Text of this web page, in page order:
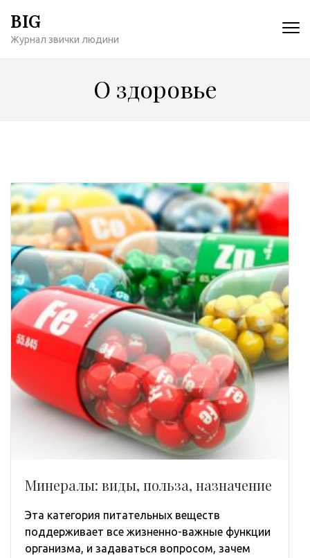
содержимому
BIG
Журнал звички людини
О здоровье
Минералы: виды, польза, назначение
Эта категория питательных веществ
поддерживает все жизненно-важные функции
организма, и задаваться вопросом, зачем